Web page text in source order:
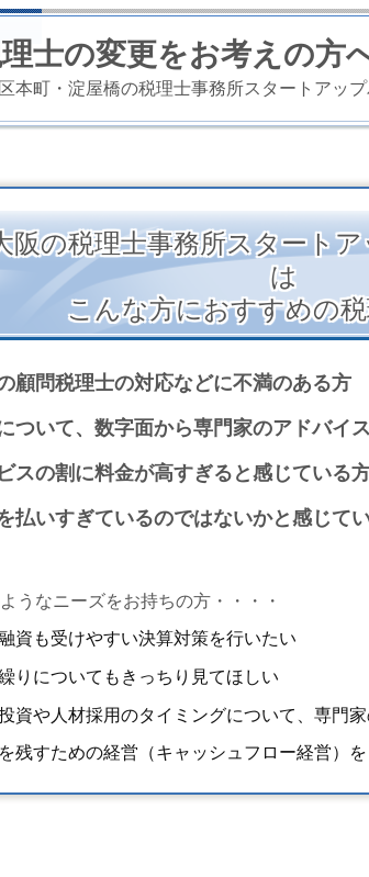
士の変更をお考えの方
本町・淀屋橋の税理士事務所スタートアッ
阪の税理士事務所スタート
は
こんな方におすすめの税
顧問税理士の対応などに不満のある方
ついて、数字面から専門家のアドバイ
スの割に料金が高すぎると感じている
払いすぎているのではないかと感じて
うなニーズをお持ちの方・・・・
融資も受けやすい決算対策を行いたい
繰りについてもきっちり見てほしい
投資や人材採用のタイミングについて、専門
を残すための経営（キャッシュフロー経営）